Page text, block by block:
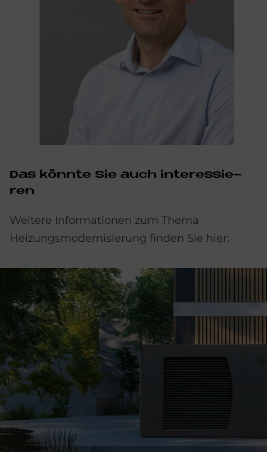
Das könn­te Sie auch in­ter­es­sie­
ren
Weitere Informationen zum Thema
Heizungsmodernisierung finden Sie hier: